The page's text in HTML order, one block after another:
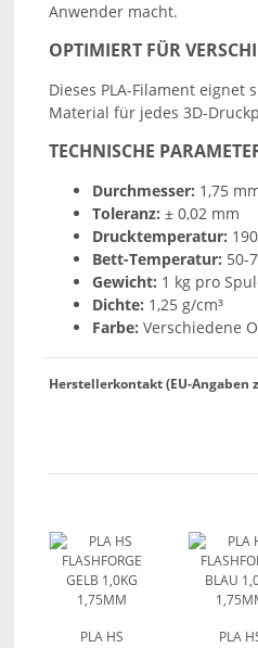
Anwender macht.
OPTIMIERT FÜR
Dieses PLA-Filament
Material für jedes 3D-
TECHNISCHE
Durchmesser: 1,75
Toleranz: ± 0,02 mm
Drucktemperatur:
Bett-Temperatur: 50-
Gewicht: 1 kg pro
Dichte: 1,25 g/cm³
Farbe: Verschiedene
Herstellerkontakt (EU-Angaben
PLA HS
PLA